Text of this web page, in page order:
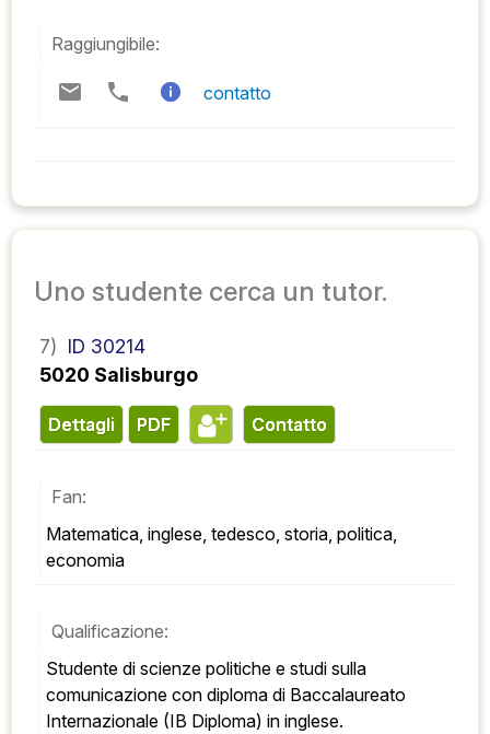
Raggiungibile:
contatto
Uno studente cerca un tutor.
7) ID 30214
5020 Salisburgo
Dettagli PDF contatto
Fan:
Matematica, inglese, tedesco, storia, politica,
economia
Qualificazione:
Studente di scienze politiche e studi sulla
comunicazione con diploma di Baccalaureato
Internazionale (IB Diploma) in inglese.